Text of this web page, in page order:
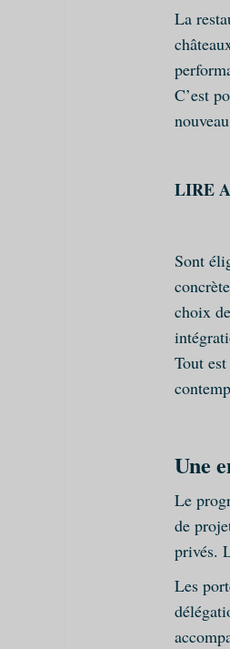
La
C’est
LIRE
Sont
choix
Tout
Une
Le
de
privés.
Les